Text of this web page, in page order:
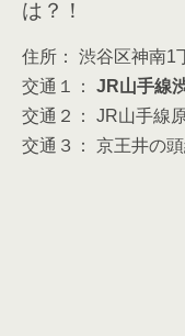
は？！
住所： 渋谷区神南1
交通１：
JR山手線
交通２： JR山手線
交通３： 京王井の